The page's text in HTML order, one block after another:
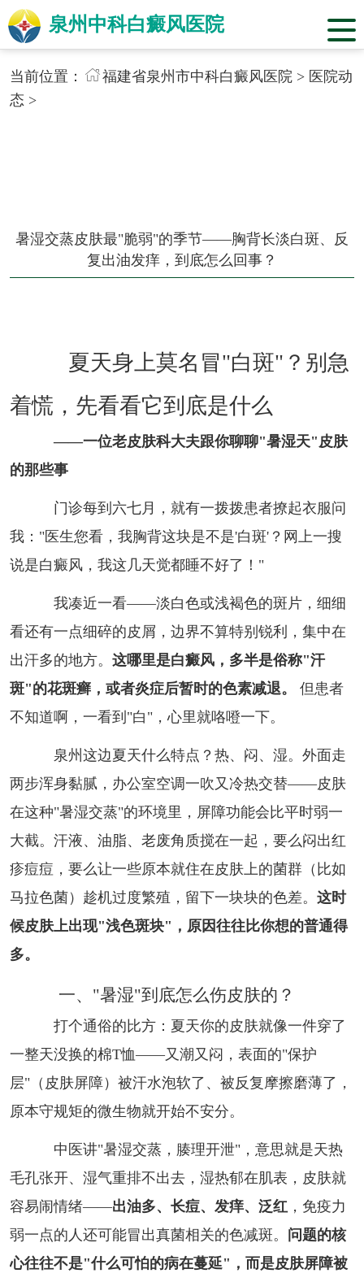
泉州中科白癜风医院
当前位置： 福建省泉州市中科白癜风医院> 医院动
态 >
暑湿交蒸皮肤最"脆弱"的季节——胸背长淡白斑、反
复出油发痒，到底怎么回事？
夏天身上莫名冒"白斑"？别急
着慌，先看看它到底是什么
——一位老皮肤科大夫跟你聊聊"暑湿天"皮肤
的那些事
门诊每到六七月，就有一拨拨患者撩起衣服问
我："医生您看，我胸背这块是不是'白斑'？网上一搜
说是白癜风，我这几天觉都睡不好了！"
我凑近一看——淡白色或浅褐色的斑片，细细
看还有一点细碎的皮屑，边界不算特别锐利，集中在
出汗多的地方。 这哪里是白癜风，多半是俗称"汗
斑"的花斑癣，或者炎症后暂时的色素减退。
但患者
不知道啊，一看到"白"，心里就咯噔一下。
泉州这边夏天什么特点？热、闷、湿。外面走
两步浑身黏腻，办公室空调一吹又冷热交替——皮肤
在这种"暑湿交蒸"的环境里，屏障功能会比平时弱一
大截。汗液、油脂、老废角质搅在一起，要么闷出红
疹痘痘，要么让一些原本就住在皮肤上的菌群（比如
马拉色菌）趁机过度繁殖，留下一块块的色差。 这时
候皮肤上出现"浅色斑块"，原因往往比你想的普通得
多。
一、"暑湿"到底怎么伤皮肤的？
打个通俗的比方：夏天你的皮肤就像一件穿了
一整天没换的棉T恤——又潮又闷，表面的"保护
层"（皮肤屏障）被汗水泡软了、被反复摩擦磨薄了，
原本守规矩的微生物就开始不安分。
中医讲"暑湿交蒸，腠理开泄"，意思就是天热
毛孔张开、湿气重排不出去，湿热郁在肌表，皮肤就
容易闹情绪——出油多、长痘、发痒、泛红 ，免疫力
弱一点的人还可能冒出真菌相关的色减斑。 问题的核
心往往不是"什么可怕的病在蔓延"，而是皮肤屏障被